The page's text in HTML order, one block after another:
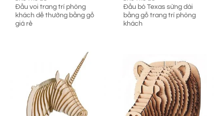
Đầu voi trang trí phòng
khách dễ thường bằng gỗ
giá rẻ
Đầu bò Texas sừng dài
bằng gỗ trang trí phòng
khách